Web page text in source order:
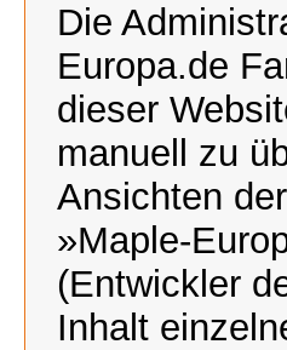
Die
Europa.de
dieser
manuell zu
Ansichten
»Maple-
(Entwickler
Inhalt